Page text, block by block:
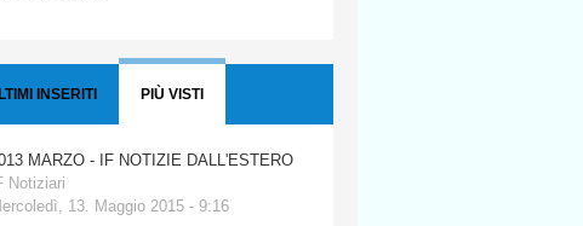
INSERITI PIÙ VISTI
MARZO - IF NOTIZIE DALL'ESTERO
Notiziari
13. Maggio 2015 - 9:16